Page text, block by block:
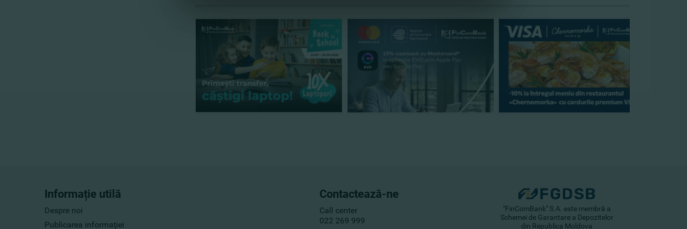
Informație utilă
Despre noi
Publicarea informaţiei
Contactează-ne
Call center
022 269 999
"FinComBank" S.A. este membră a
Schemei de Garantare a Depozitelor
din Republica Moldova